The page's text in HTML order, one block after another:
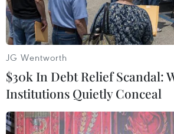
JG Wentworth
$30k In Debt Relief Scandal:
Institutions Quietly Conceal